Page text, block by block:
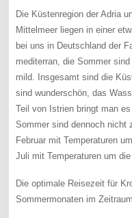
Die Küstenregion der Adria
Mittelmeer liegen in einer
bei uns in Deutschland der
mediterran, die Sommer
mild. Insgesamt sind die
sind wunderschön, das
Teil von Istrien bringt man
Sommer sind dennoch nicht
Februar mit Temperaturen
Juli mit Temperaturen um
Die optimale Reisezeit für
Sommermonaten im